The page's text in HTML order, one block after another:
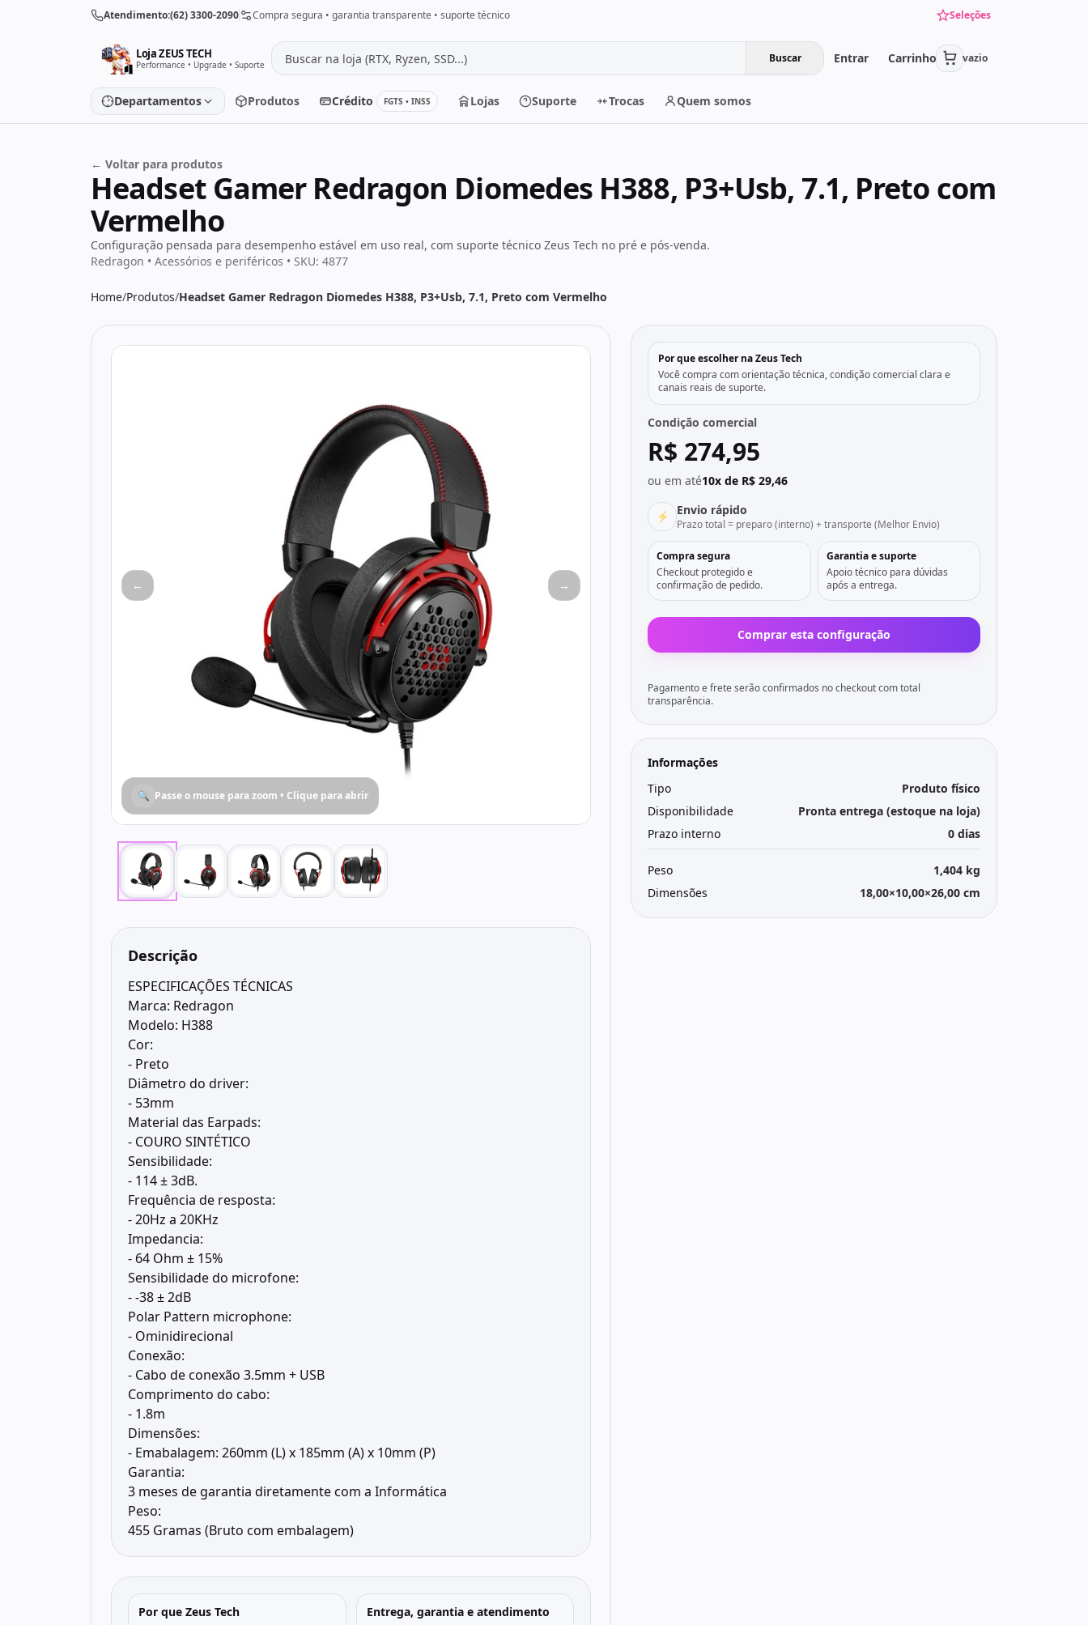
Pular para o conteúdoAtendimento:(62) 3300-2090 Compra segura • garantia transparente • suporte técnico Seleções
Loja ZEUS TECH
Performance • Upgrade • Suporte Buscar Entrar Carrinho vazio
Departamentos
Placa de vídeo
SSD/HD Periféricos
Notebooks
Monitores Fontes
Atendimento
Produtos Crédito FGTS • INSS Lojas Suporte Trocas Quem somos
← Voltar para produtos
Headset Gamer Redragon Diomedes H388, P3+Usb, 7.1, Preto com
Vermelho
Configuração pensada para desempenho estável em uso real, com suporte técnico Zeus Tech no pré e pós-venda.
Redragon • Acessórios e periféricos • SKU: 4877
Home/Produtos/Headset Gamer Redragon Diomedes H388, P3+Usb, 7.1, Preto com Vermelho
← →
🔍 Passe o mouse para zoom • Clique para abrir
Descrição
ESPECIFICAÇÕES TÉCNICAS
Marca: Redragon
Modelo: H388
Cor:
- Preto
Diâmetro do driver:
- 53mm
Material das Earpads:
- COURO SINTÉTICO
Sensibilidade:
- 114 ± 3dB.
Frequência de resposta:
- 20Hz a 20KHz
Impedancia:
- 64 Ohm ± 15%
Sensibilidade do microfone:
- -38 ± 2dB
Polar Pattern microphone:
- Ominidirecional
Conexão:
- Cabo de conexão 3.5mm + USB
Comprimento do cabo:
- 1.8m
Dimensões:
- Emabalagem: 260mm (L) x 185mm (A) x 10mm (P)
Garantia:
3 meses de garantia diretamente com a Informática
Peso:
455 Gramas (Bruto com embalagem)
Por que Zeus Tech Entrega, garantia e atendimento
Por que escolher na Zeus Tech
Você compra com orientação técnica, condição comercial clara e
canais reais de suporte.
Condição comercial
R$ 274,95
ou em até10x de R$ 29,46
⚡ Envio rápido
Prazo total = preparo (interno) + transporte (Melhor Envio)
Compra segura
Checkout protegido e
confirmação de pedido.
Garantia e suporte
Apoio técnico para dúvidas
após a entrega.
Comprar esta configuração
Pagamento e frete serão confirmados no checkout com total
transparência.
Informações
Tipo
Produto físico
Disponibilidade
Pronta entrega (estoque na loja)
Prazo interno
0 dias
Peso
1,404 kg
Dimensões
18,00×10,00×26,00 cm